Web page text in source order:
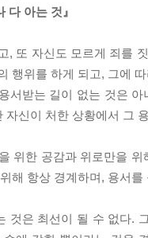
다 아는 것』
, 또 자신도 모르게 죄를
행위를 하게 되고, 그에
서받는 길이 없는 것은
자신이 처한 상황에서 그
위한 공감과 위로만을
해 항상 경계하며, 용서
것은 최선이 될 수 없다.